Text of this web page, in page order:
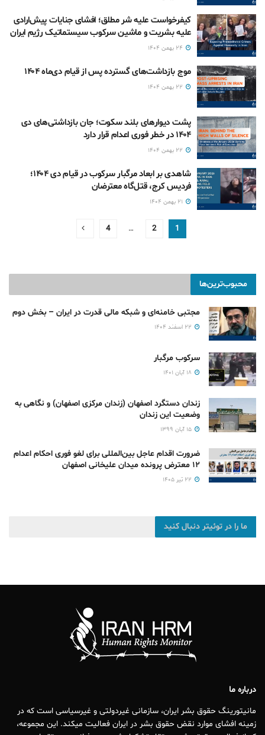
کیفرخواست علیه شر مطلق؛ افشای جنایات پیش‌ارادی
علیه بشریت و ماشین سرکوب سیستماتیک رژیم ایران
موج بازداشت‌های گسترده پس از قیام دی‌ماه ۱۴۰۴
پشت دیوارهای بلند سکوت؛ جان بازداشتی‌های دی
۱۴۰۴ در خطر فوری اعدام قرار دارد
شاهدی بر ابعاد مرگبار سرکوب در قیام دی ۱۴۰۴؛
فردیس کرج، قتل‌گاه معترضان
1
2
…
4
محبوب‌ترین‌ها
مجتبی خامنه‌ای و شبکه مالی قدرت در ایران – بخش دوم
سرکوب مرگبار
زندان دستگرد اصفهان (زندان مرکزی اصفهان) و نگاهی به
وضعیت این زندان
ضرورت اقدام عاجل بین‌المللی برای لغو فوری احکام اعدام
۱۲ معترض پرونده میدان علیخانی اصفهان
ما را در توئیتر دنبال کنید
درباره ما
مانیتورینگ حقوق بشر ایران، سازمانی غیردولتی و غیرسیاسی است که در
زمینه افشای موارد نقض حقوق بشر در ایران فعالیت میکند. این مجموعه،